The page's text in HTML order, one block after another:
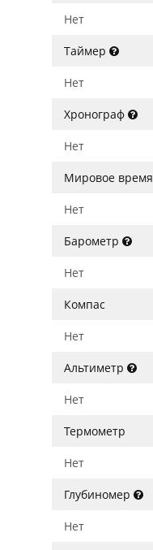
Нет
Таймер
Нет
Хронограф
Нет
Мировое время
Нет
Барометр
Нет
Компас
Нет
Альтиметр
Нет
Термометр
Нет
Глубиномер
Нет